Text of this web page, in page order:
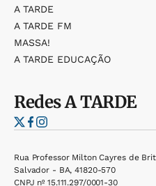
A TARDE
A TARDE FM
MASSA!
A TARDE EDUCAÇÃO
RedesA TARDE
Rua Professor Milton Cayres de
Salvador - BA, 41820-570
CNPJ nº 15.111.297/0001-30